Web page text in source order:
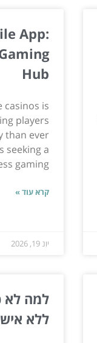
App:
Hub
casinos is
players
than ever
seeking a
gaming...
קרא עוד »
יונ 19, 2026
למה לא
ללא